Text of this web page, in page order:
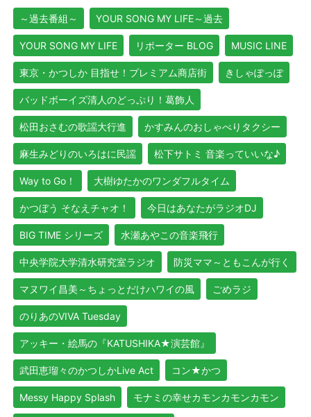
～過去番組～ YOUR SONG MY LIFE～過去
YOUR SONG MY LIFE リポーター BLOG MUSIC LINE
東京・かつしか 目指せ！プレミアム商店街 きしゃぽっぽ
バッドボーイズ清人のどっぷり！葛飾人
松田おさむの歌謡大行進 かすみんのおしゃべりタクシー
麻生みどりのいろはに民謡 松下サトミ 音楽っていいな♪
Way to Go！ 大樹ゆたかのワンダフルタイム
かつぼう そなえチャオ！ 今日はあなたがラジオDJ
BIG TIME シリーズ 水瀬あやこの音楽飛行
中央学院大学清水研究室ラジオ 防災ママ～ともこんが行く
マヌワイ昌美～ちょっとだけハワイの風 ごめラジ
のりあのVIVA Tuesday
アッキー・絵馬の『KATUSHIKA★演芸館』
武田恵瑠々のかつしかLive Act コン★かつ
Messy Happy Splash モナミの幸せカモンカモンカモン